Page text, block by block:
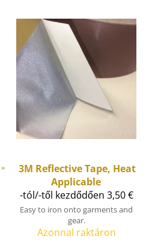
‪» 3M Reflective Tape, Heat
Applicable
-tól/-től kezdődően 3,50 €
Easy to iron onto garments and
gear.
Azonnal raktáron